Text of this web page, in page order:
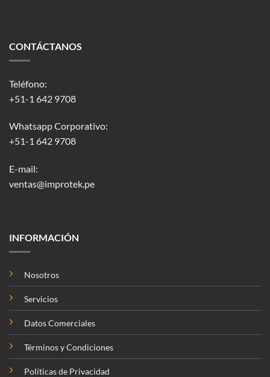
CONTÁCTANOS
Teléfono:
+51-1 642 9708
Whatsapp Corporativo:
+51-1 642 9708
E-mail:
ventas@improtek.pe
INFORMACIÓN
Nosotros
Servicios
Datos Comerciales
Términos y Condiciones
Políticas de Privacidad